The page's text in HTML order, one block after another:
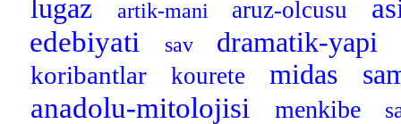
lugaz artik-mani aruz-olcusu
edebiyati
sav dramatik-yapi
koribantlar kourete midas
anadolu-mitolojisi menkibe